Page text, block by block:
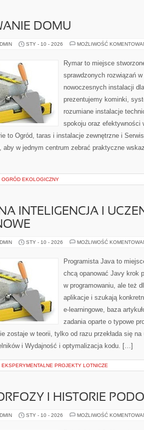
DOMU
STY - 10 - 2026 MOŻLIWOŚĆ
Rymar to miejsce
sprawdzonych rozwiązań
nowoczesnych instalacji
prezentujemy kominki,
rozumiane instalacje
spokoju oraz efektywności
to Ogród, taras i instalacje zewnętrzne i
aby w jednym centrum zebrać praktyczne
OGRÓD EKOLOGICZNY
INTELIGENCJA I
STY - 10 - 2026 MOŻLIWOŚĆ
Programista Java to
chcą opanować Javy krok
w programowaniu, ale też
aplikacje i szukają
e-learningowe, baza
zadania oparte o typowe
zostaje w teorii, tylko od razu przekłada się
i Wydajność i optymalizacja kodu. […]
EKSPERYMENTALNE PROJEKTY LOTNICZE
I HISTORIE
STY - 10 - 2026 MOŻLIWOŚĆ